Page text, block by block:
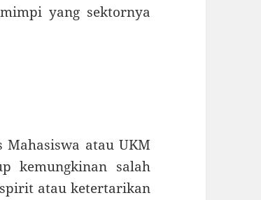
yang sektornya
atau UKM
kemungkinan salah
atau ketertarikan